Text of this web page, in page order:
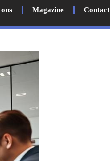
Magazine Contact